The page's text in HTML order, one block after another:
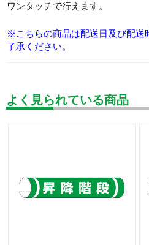
ワンタッチで行えます。
※こちらの商品は配送日及び配送
了承ください。
よく見られている商品